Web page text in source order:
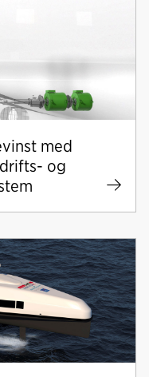
med
og